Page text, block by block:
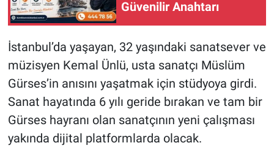
Güvenilir Anahtarı
İstanbul’da yaşayan, 32 yaşındaki sanatsever ve
müzisyen Kemal Ünlü, usta sanatçı Müslüm
Gürses’in anısını yaşatmak için stüdyoya girdi.
Sanat hayatında 6 yılı geride bırakan ve tam bir
Gürses hayranı olan sanatçının yeni çalışması
yakında dijital platformlarda olacak.